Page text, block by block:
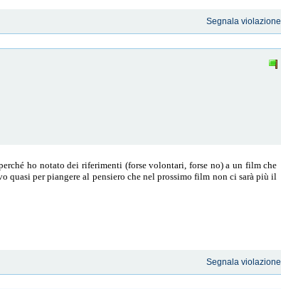
Segnala violazione
ho notato dei riferimenti (forse volontari, forse no) a un film che
per piangere al pensiero che nel prossimo film non ci sarà più il
Segnala violazione